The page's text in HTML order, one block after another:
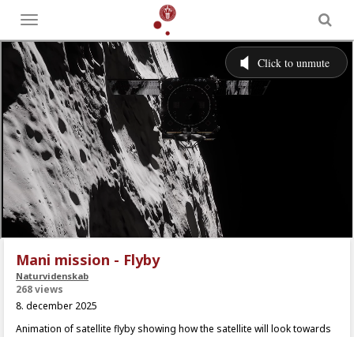
Toggle
menu
Mani mission - Flyby
Naturvidenskab
268 views
8. december 2025
Animation of satellite flyby showing how the satellite will look towards